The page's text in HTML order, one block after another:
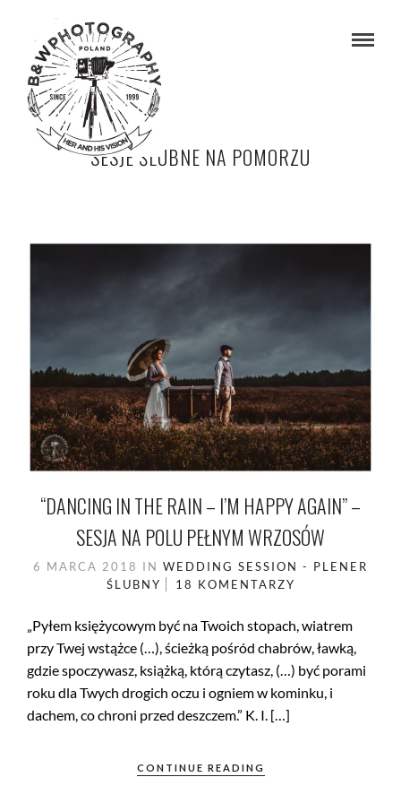
SESJE ŚLUBNE NA POMORZU
“DANCING IN THE RAIN – I’M HAPPY AGAIN” –
SESJA NA POLU PEŁNYM WRZOSÓW
6 MARCA 2018 IN WEDDING SESSION - PLENER
ŚLUBNY
18 KOMENTARZY
„Pyłem księżycowym być na Twoich stopach, wiatrem
przy Twej wstążce (…), ścieżką pośród chabrów, ławką,
gdzie spoczywasz, książką, którą czytasz, (…) być porami
roku dla Twych drogich oczu i ogniem w kominku, i
dachem, co chroni przed deszczem.” K. I. […]
CONTINUE READING